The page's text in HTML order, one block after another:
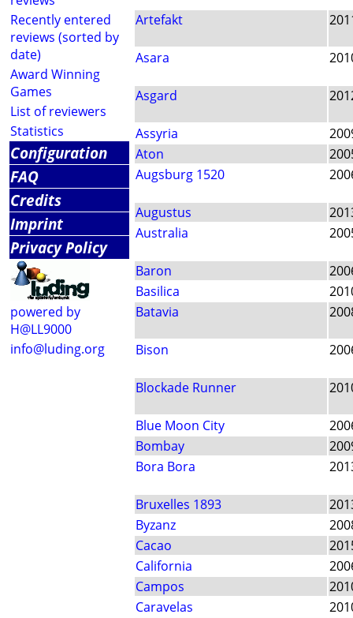
Recently entered
reviews (sorted by
date)
Award Winning
Games
List of reviewers
Statistics
Configuration
FAQ
Credits
Imprint
Privacy Policy
powered by
H@LL9000
info@luding.org
Artefakt
Asara
Asgard
Assyria
Aton
Augsburg 1520
Augustus
Australia
Baron
Basilica
Batavia
Bison
Blockade Runner
Blue Moon City
Bombay
Bora Bora
Bruxelles 1893
Byzanz
Cacao
California
Campos
Caravelas